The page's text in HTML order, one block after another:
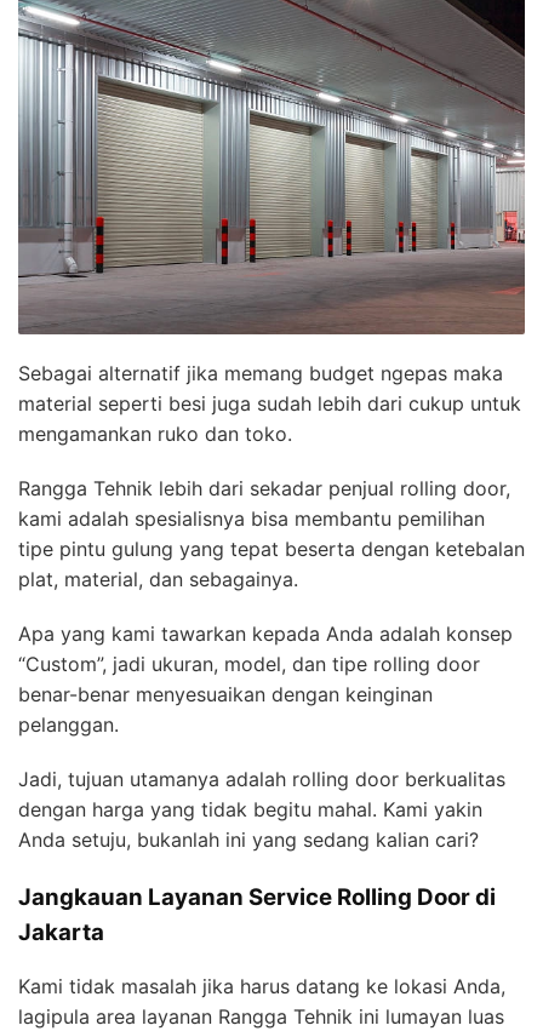
Sebagai alternatif jika memang budget ngepas maka
material seperti besi juga sudah lebih dari cukup untuk
mengamankan ruko dan toko.
Rangga Tehnik lebih dari sekadar penjual rolling door,
kami adalah spesialisnya bisa membantu pemilihan
tipe pintu gulung yang tepat beserta dengan ketebalan
plat, material, dan sebagainya.
Apa yang kami tawarkan kepada Anda adalah konsep
“Custom”, jadi ukuran, model, dan tipe rolling door
benar-benar menyesuaikan dengan keinginan
pelanggan.
Jadi, tujuan utamanya adalah rolling door berkualitas
dengan harga yang tidak begitu mahal. Kami yakin
Anda setuju, bukanlah ini yang sedang kalian cari?
Jangkauan Layanan Service Rolling Door di
Jakarta
Kami tidak masalah jika harus datang ke lokasi Anda,
lagipula area layanan Rangga Tehnik ini lumayan luas